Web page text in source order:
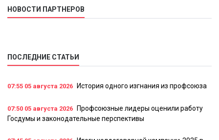
НОВОСТИ ПАРТНЕРОВ
ПОСЛЕДНИЕ СТАТЬИ
07:55 05 августа 2026 История одного изгнания из профсоюза
07:50 05 августа 2026
Профсоюзные лидеры оценили работу
Госдумы и законодательные перспективы